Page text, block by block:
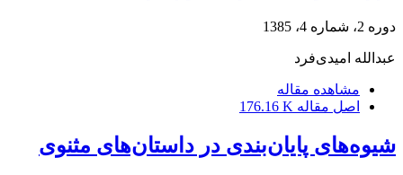
دوره 2، شماره 4، 1385
عبدالله امیدی‌فرد
مشاهده مقاله
اصل مقاله 176.16 K
شیوه‌های پایان‌‌بندی در داستان‌‌های مثنوی